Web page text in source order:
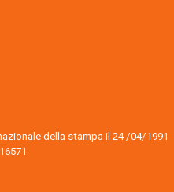
della stampa il 24 /04/1991